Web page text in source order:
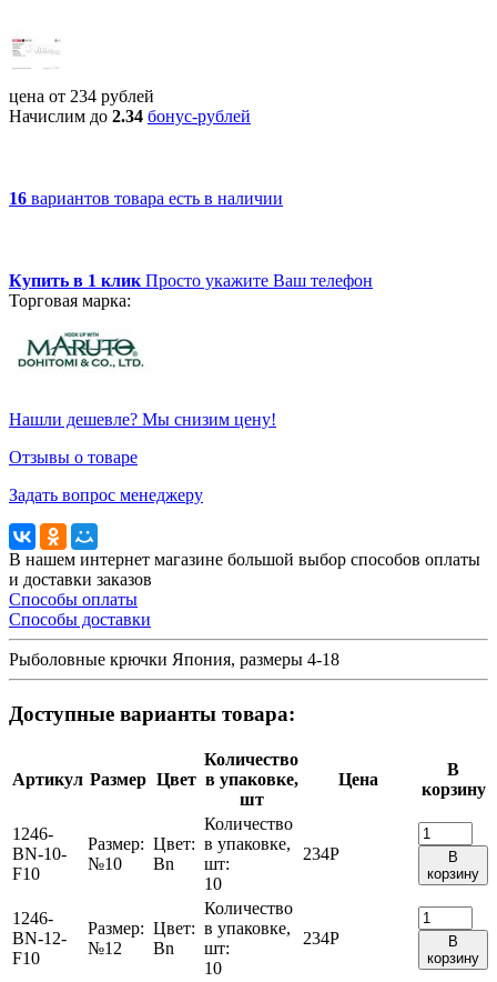
цена от 234 рублей
Начислим до 2.34 бонус-рублей
16 вариантов товара есть в наличии
Купить в 1 клик Просто укажите Ваш телефон
Торговая марка:
Нашли дешевле? Мы снизим цену!
Отзывы о товаре
Задать вопрос менеджеру
В нашем интернет магазине большой выбор способов оплаты
и доставки заказов
Способы оплаты
Способы доставки
Рыболовные крючки Япония, размеры 4-18
Доступные варианты товара:
Артикул Размер Цвет
Количество
в упаковке,
шт
Цена
В
корзину
1246-
BN-10-
F10
Размер:
№10
Цвет:
Bn
Количество
в упаковке,
шт:
10
234Р
В
корзину
1246-
BN-12-
F10
Размер:
№12
Цвет:
Bn
Количество
в упаковке,
шт:
10
234Р
В
корзину